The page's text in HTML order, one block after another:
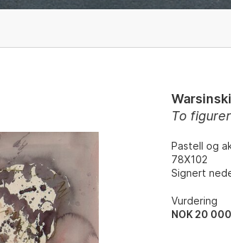
To figurer
Pastell og
78X102
Signert
Vurdering
NOK 20